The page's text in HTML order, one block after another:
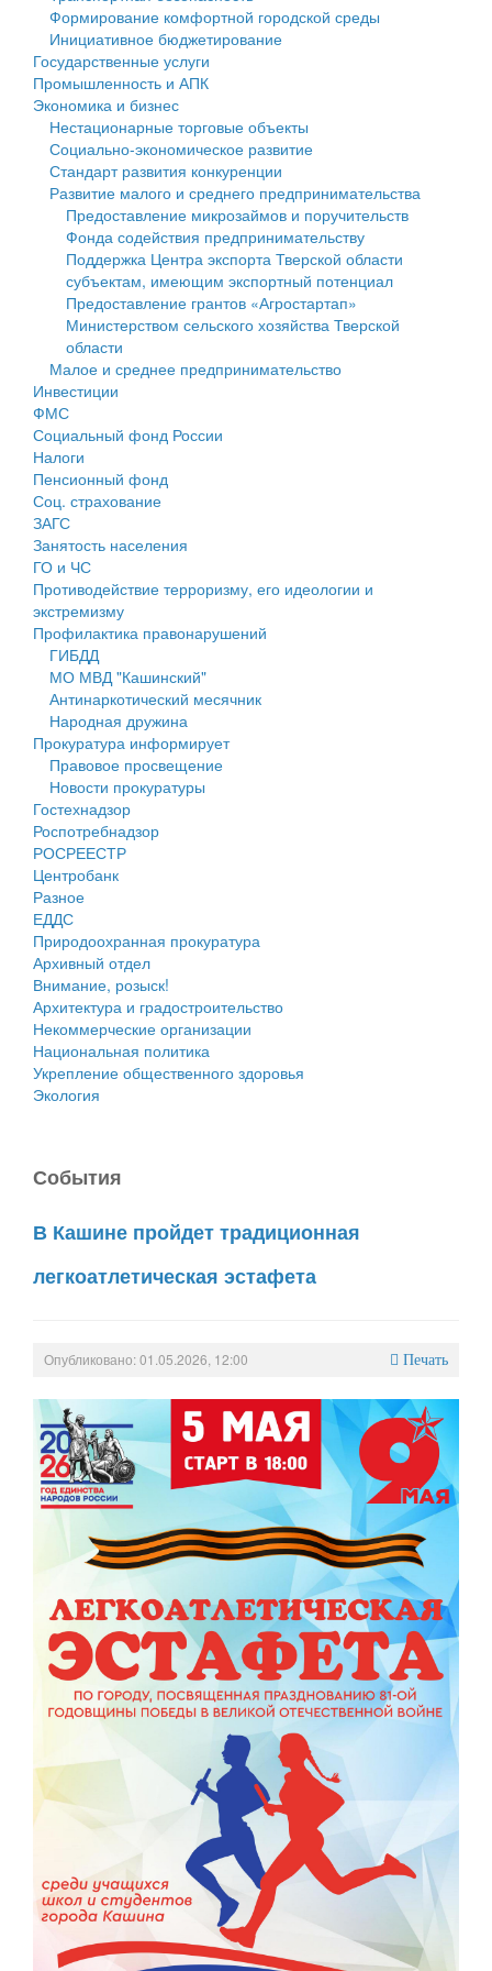
Государственные услуги
Промышленность и АПК
Экономика и бизнес
Символика
Устав
Гостям округа
Туризм
Культура
Образование
Здравоохранение
Социальная защита
Фотоальбом
муниципального округа Тверской области
Администрация Кашинского муниципального округа
Тверской области
Управление сельскими территориями
Открытые данные
Работа с обращениями граждан
Муниципальный контроль
Муниципальные услуги
Проекты административных регламентов
Антимонопольный комплаенс
Противодействие коррупции
Финансовое управление
Бюджет для граждан
Имущество
Выявление правообладателей ранее учтенных
объектов недвижимости
Имущественная поддержка субъектов малого и
среднего предпринимательства
Информационная поддержка субъектов малого и
среднего предпринимательства
Муниципальные программы
Контрольно-счетная палата
Персональные данные
Оценка регулирующего воздействия
Деятельность МУ
Нормативы градостроительного проектирования
Правила землепользования и застройки
Генеральные планы
Проекты планировки территории
Собрание депутатов
Городское поселение
Сельские поселения
Формирование комфортной городской среды
Инициативное бюджетирование
Государственные услуги
Промышленность и АПК
Экономика и бизнес
Нестационарные торговые объекты
Социально-экономическое развитие
Стандарт развития конкуренции
Развитие малого и среднего предпринимательства
Предоставление микрозаймов и поручительств
Фонда содействия предпринимательству
Поддержка Центра экспорта Тверской области
субъектам, имеющим экспортный потенциал
Предоставление грантов «Агростартап»
Министерством сельского хозяйства Тверской
области
Малое и среднее предпринимательство
Инвестиции
ФМС
Социальный фонд России
Налоги
Пенсионный фонд
Соц. страхование
ЗАГС
Занятость населения
ГО и ЧС
Противодействие терроризму, его идеологии и
экстремизму
Профилактика правонарушений
ГИБДД
МО МВД "Кашинский"
Антинаркотический месячник
Народная дружина
Прокуратура информирует
Правовое просвещение
Новости прокуратуры
Гостехнадзор
Роспотребнадзор
РОСРЕЕСТР
Центробанк
Разное
ЕДДС
Природоохранная прокуратура
Архивный отдел
Внимание, розыск!
Архитектура и градостроительство
Некоммерческие организации
Национальная политика
Укрепление общественного здоровья
Экология
События
В Кашине пройдет традиционная
легкоатлетическая эстафета
Опубликовано: 01.05.2026, 12:00 Печать